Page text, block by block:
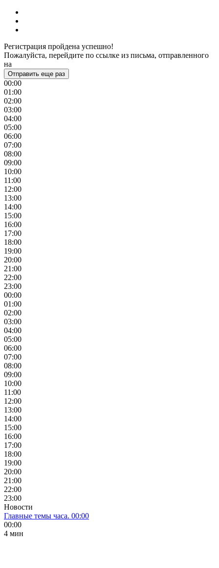
Регистрация пройдена успешно!
Пожалуйста, перейдите по ссылке из письма, отправленного
на
Отправить еще раз
00:00
01:00
02:00
03:00
04:00
05:00
06:00
07:00
08:00
09:00
10:00
11:00
12:00
13:00
14:00
15:00
16:00
17:00
18:00
19:00
20:00
21:00
22:00
23:00
00:00
01:00
02:00
03:00
04:00
05:00
06:00
07:00
08:00
09:00
10:00
11:00
12:00
13:00
14:00
15:00
16:00
17:00
18:00
19:00
20:00
21:00
22:00
23:00
Новости
Главные темы часа. 00:00
00:00
4 мин